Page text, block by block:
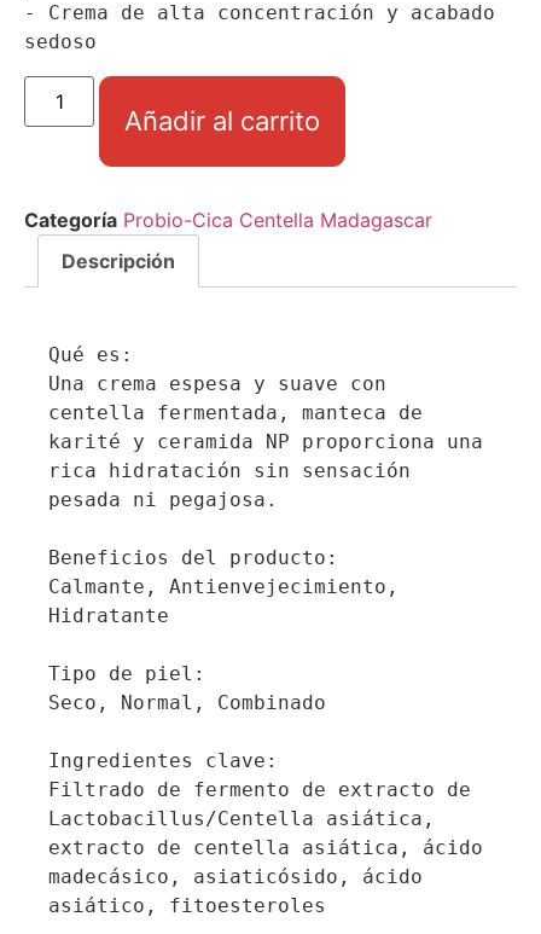
- Crema de alta concentración y acabado
sedoso
Añadir al carrito
Categoría Probio-Cica Centella Madagascar
Descripción
Qué es:
Una crema espesa y suave con
centella fermentada, manteca de
karité y ceramida NP proporciona una
rica hidratación sin sensación
pesada ni pegajosa.
Beneficios del producto:
Calmante, Antienvejecimiento,
Hidratante
Tipo de piel:
Seco, Normal, Combinado
Ingredientes clave:
Filtrado de fermento de extracto de
Lactobacillus/Centella asiática,
extracto de centella asiática, ácido
madecásico, asiaticósido, ácido
asiático, fitoesteroles